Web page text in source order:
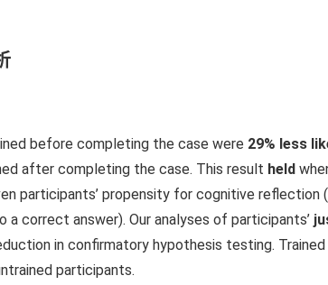
before completing the case were 29% less
after completing the case. This result held
participants’ propensity for cognitive
correct answer). Our analyses of participants’
in confirmatory hypothesis testing.
participants.